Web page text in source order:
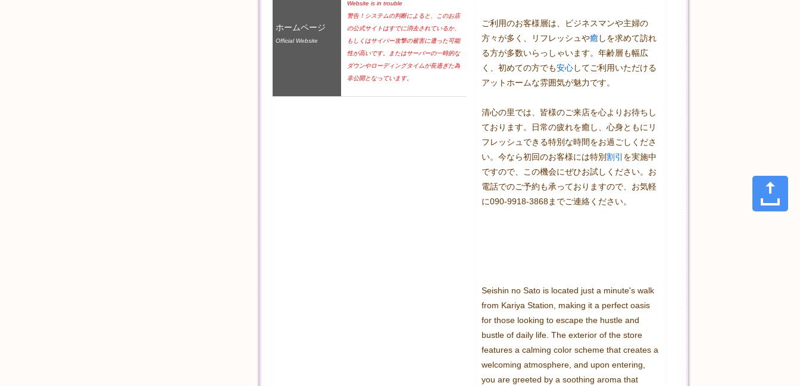
ご利用のお客様層は、ビジネスマンや主婦の
方々が多く、リフレッシュや癒 しを求めて訪れ
る方が多数いらっしゃいます。年齢層も幅広
く、初めての方でも安心してご利用いただける
アットホームな雰囲気が魅力です。
清心の里では、皆様のご来店を心よりお待ちし
ております。日常の疲れを癒し、心身ともにリ
フレッシュできる特別な時間をお過ごしくださ
い。今なら初回のお客様には特別割引 を実施中
ですので、この機会にぜひお試しください。お
電話でのご予約も承っておりますので、お気軽
に090-9918-3868までご連絡ください。
Seishin no Sato is located just a minute's walk
from Kariya Station, making it a perfect oasis
for those looking to escape the hustle and
bustle of daily life. The exterior of the store
features a calming color scheme that creates a
welcoming atmosphere, and upon entering,
you are greeted by a soothing aroma that
ホームページ
Official Website
Website is in trouble
警告！システムの判断によると、このお店
の公式サイトはすでに消去されているか、
もしくはサイバー攻撃の被害に遭った可能
性が高いです。またはサーバーの一時的な
ダウンやローディングタイムが長過ぎた為
非公開となっています。